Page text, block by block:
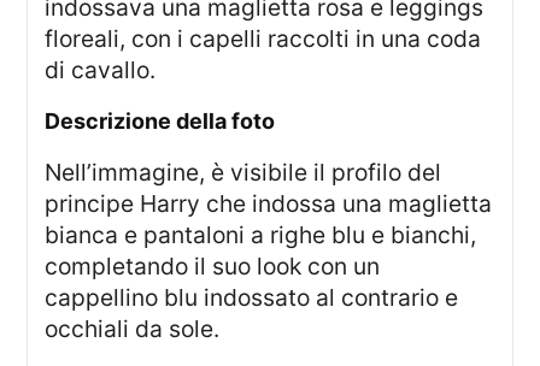
indossava una maglietta rosa e leggings
floreali, con i capelli raccolti in una coda
di cavallo.
descrizione della foto
Nell’immagine, è visibile il profilo del
principe Harry che indossa una maglietta
bianca e pantaloni a righe blu e bianchi,
completando il suo look con un
cappellino blu indossato al contrario e
occhiali da sole.